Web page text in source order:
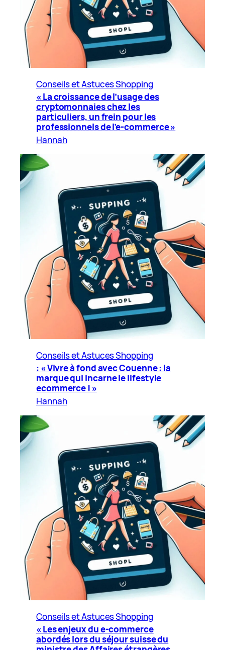
Conseils et Astuces Shopping
« La croissance de l’usage des
cryptomonnaies chez les
particuliers, un frein pour les
professionnels de l’e-commerce »
Hannah
Conseils et Astuces Shopping
: « Vivre à fond avec Couenne : la
marque qui incarne le lifestyle
ecommerce ! »
Hannah
Conseils et Astuces Shopping
« Les enjeux du e-commerce
abordés lors du séjour suisse du